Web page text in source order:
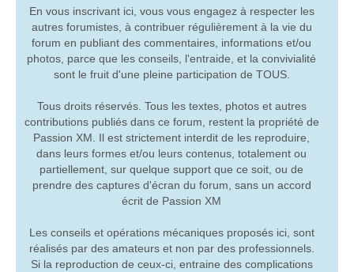
En vous inscrivant ici, vous vous engagez à respecter les
autres forumistes, à contribuer régulièrement à la vie du
forum en publiant des commentaires, informations et/ou
photos, parce que les conseils, l'entraide, et la convivialité
sont le fruit d'une pleine participation de TOUS.
Tous droits réservés. Tous les textes, photos et autres
contributions publiés dans ce forum, restent la propriété de
Passion XM. Il est strictement interdit de les reproduire,
dans leurs formes et/ou leurs contenus, totalement ou
partiellement, sur quelque support que ce soit, ou de
prendre des captures d'écran du forum, sans un accord
écrit de Passion XM
Les conseils et opérations mécaniques proposés ici, sont
réalisés par des amateurs et non par des professionnels.
Si la reproduction de ceux-ci, entraine des complications